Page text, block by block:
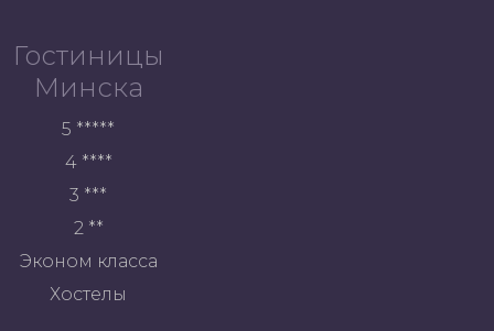
Гостиницы
Минска
5 *****
4 ****
3 ***
2 **
Эконом класса
Хостелы